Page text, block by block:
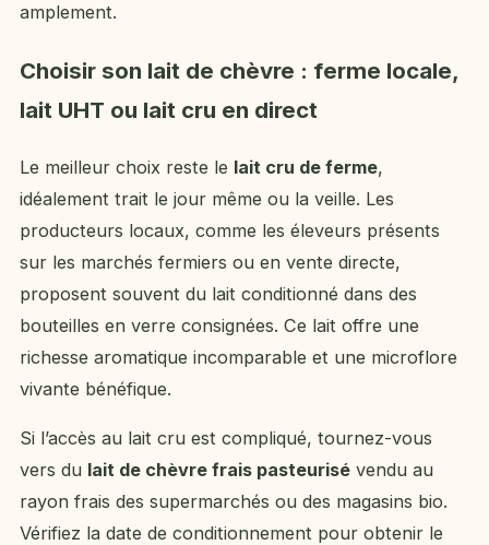
amplement.
Choisir son lait de chèvre : ferme locale,
lait UHT ou lait cru en direct
Le meilleur choix reste le lait cru de ferme,
idéalement trait le jour même ou la veille. Les
producteurs locaux, comme les éleveurs présents
sur les marchés fermiers ou en vente directe,
proposent souvent du lait conditionné dans des
bouteilles en verre consignées. Ce lait offre une
richesse aromatique incomparable et une microflore
vivante bénéfique.
Si l’accès au lait cru est compliqué, tournez-vous
vers du lait de chèvre frais pasteurisé vendu au
rayon frais des supermarchés ou des magasins bio.
Vérifiez la date de conditionnement pour obtenir le